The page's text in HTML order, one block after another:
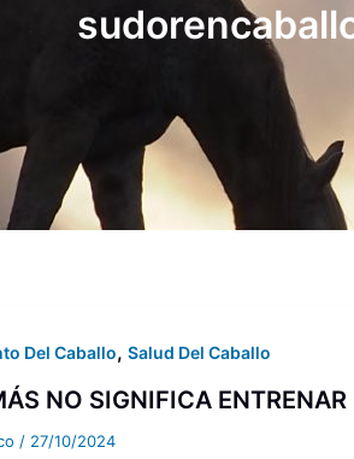
Del Caballo, Salud Del Caballo
NO SIGNIFICA ENTRENAR
/ 27/10/2024